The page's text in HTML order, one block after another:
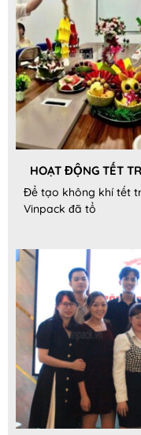
HOẠT ĐỘNG TẾT
Để tạo không khí tết
Vinpack đã tổ